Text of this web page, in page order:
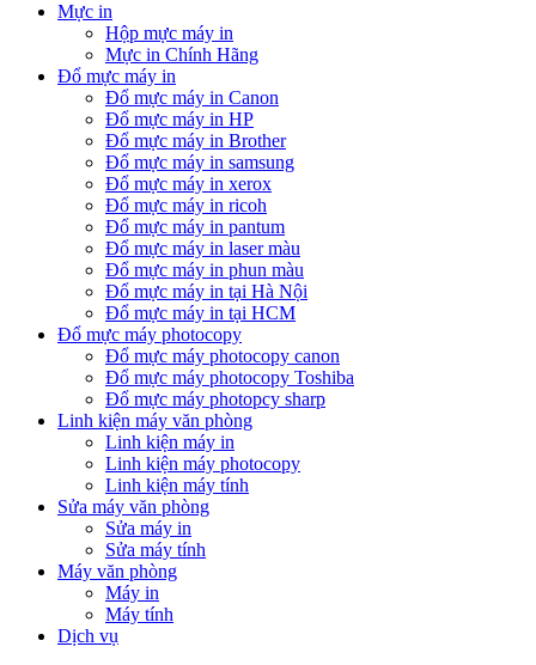
Mực in
Hộp mực máy in
Mực in Chính Hãng
Đổ mực máy in
Đổ mực máy in Canon
Đổ mực máy in HP
Đổ mực máy in Brother
Đổ mực máy in samsung
Đổ mực máy in xerox
Đổ mực máy in ricoh
Đổ mực máy in pantum
Đổ mực máy in laser màu
Đổ mực máy in phun màu
Đổ mực máy in tại Hà Nội
Đổ mực máy in tại HCM
Đổ mực máy photocopy
Đổ mực máy photocopy canon
Đổ mực máy photocopy Toshiba
Đổ mực máy photopcy sharp
Linh kiện máy văn phòng
Linh kiện máy in
Linh kiện máy photocopy
Linh kiện máy tính
Sửa máy văn phòng
Sửa máy in
Sửa máy tính
Máy văn phòng
Máy in
Máy tính
Dịch vụ